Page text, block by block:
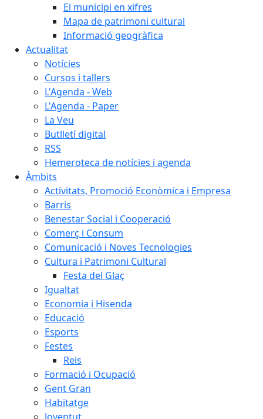
El municipi en xifres
Mapa de patrimoni cultural
Informació geogràfica
Actualitat
Notícies
Cursos i tallers
L'Agenda - Web
L'Agenda - Paper
La Veu
Butlletí digital
RSS
Hemeroteca de notícies i agenda
Àmbits
Activitats, Promoció Econòmica i Empresa
Barris
Benestar Social i Cooperació
Comerç i Consum
Comunicació i Noves Tecnologies
Cultura i Patrimoni Cultural
Festa del Glaç
Igualtat
Economia i Hisenda
Educació
Esports
Festes
Reis
Formació i Ocupació
Gent Gran
Habitatge